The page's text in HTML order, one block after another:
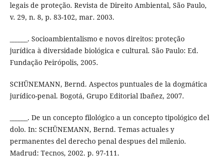
legais de proteção. Revista de Direito Ambiental, São Paulo,
v. 29, n. 8, p. 83-102, mar. 2003.
______. Socioambientalismo e novos direitos: proteção
jurídica à diversidade biológica e cultural. São Paulo: Ed.
Fundação Peirópolis, 2005.
SCHÜNEMANN, Bernd. Aspectos puntuales de la dogmática
jurídico-penal. Bogotá, Grupo Editorial Ibañez, 2007.
______. De un concepto filológico a un concepto tipológico del
dolo. In: SCHÜNEMANN, Bernd. Temas actuales y
permanentes del derecho penal despues del milenio.
Madrud: Tecnos, 2002. p. 97-111.